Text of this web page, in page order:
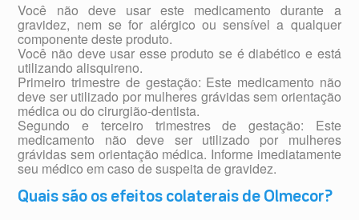
Você não deve usar este medicamento durante a
gravidez, nem se for alérgico ou sensível a qualquer
componente deste produto.
Você não deve usar esse produto se é diabético e está
utilizando alisquireno.
Primeiro trimestre de gestação: Este medicamento não
deve ser utilizado por mulheres grávidas sem orientação
médica ou do cirurgião-dentista.
Segundo e terceiro trimestres de gestação: Este
medicamento não deve ser utilizado por mulheres
grávidas sem orientação médica. Informe imediatamente
seu médico em caso de suspeita de gravidez.
Quais são os efeitos colaterais de Olmecor?